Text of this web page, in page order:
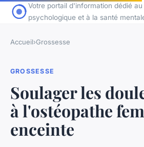
Votre portail d'information dédié
psychologique et à la santé
Accueil›Grossesse
GROSSESSE
Soulager les
à l'ostéopathe
enceinte